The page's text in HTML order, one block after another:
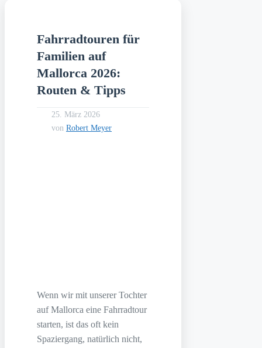
Fahrradtouren für
Familien auf
Mallorca 2026:
Routen & Tipps
25. März 2026
von Robert Meyer
Wenn wir mit unserer Tochter
auf Mallorca eine Fahrradtour
starten, ist das oft kein
Spaziergang, natürlich nicht,